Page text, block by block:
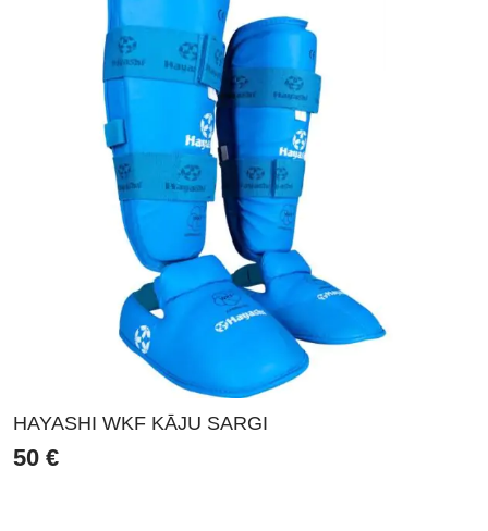
HAYASHI WKF KĀJU SARGI
50 €